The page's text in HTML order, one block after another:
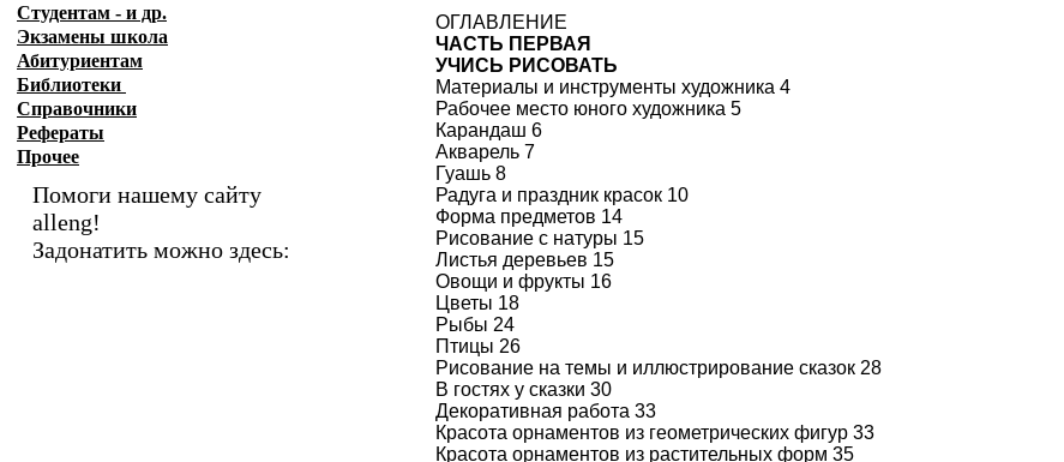
ОГЛАВЛЕНИЕ
ЧАСТЬ ПЕРВАЯ
УЧИСЬ РИСОВАТЬ
Материалы и инструменты художника 4
Рабочее место юного художника 5
Карандаш 6
Акварель 7
Гуашь 8
Радуга и праздник красок 10
Форма предметов 14
Рисование с натуры 15
Листья деревьев 15
Овощи и фрукты 16
Цветы 18
Рыбы 24
Птицы 26
Рисование на темы и иллюстрирование сказок 28
В гостях у сказки 30
Декоративная работа 33
Красота орнаментов из геометрических фигур 33
Красота орнаментов из растительных форм 35
Студентам - и др.
Экзамены школа
Абитуриентам
Библиотеки
Справочники
Рефераты
Прочее
Помоги нашему сайту
alleng!
Задонатить можно здесь: